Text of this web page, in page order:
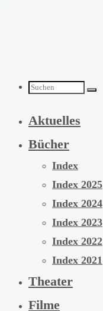
Suchen
nach:
Aktuelles
Bücher
Index
Index 2025
Index 2024
Index 2023
Index 2022
Index 2021
Theater
Filme